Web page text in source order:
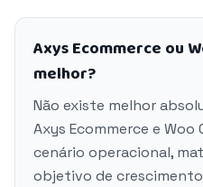
Axys Ecommerce ou
melhor?
Não existe melhor
Axys Ecommerce e
cenário operacional,
objetivo de